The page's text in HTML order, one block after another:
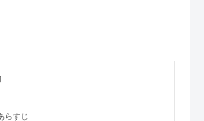
らすじ